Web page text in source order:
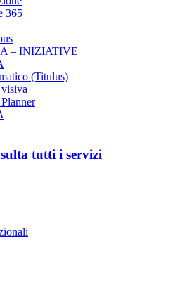
365
– INIZIATIVE
(Titulus)
tutti i servizi